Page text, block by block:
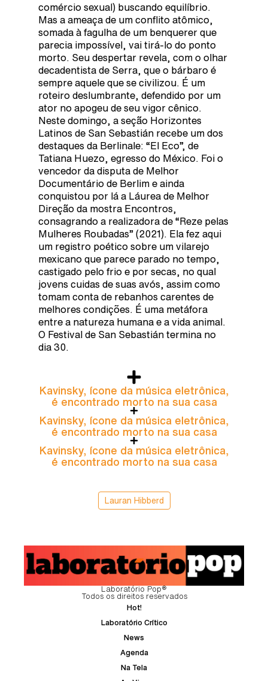
comércio sexual) buscando equilíbrio.
Mas a ameaça de um conflito atômico,
somada à fagulha de um benquerer que
parecia impossível, vai tirá-lo do ponto
morto. Seu despertar revela, com o olhar
decadentista de Serra, que o bárbaro é
sempre aquele que se civilizou. É um
roteiro deslumbrante, defendido por um
ator no apogeu de seu vigor cênico.
Neste domingo, a seção Horizontes
Latinos de San Sebastián recebe um dos
destaques da Berlinale: “El Eco”, de
Tatiana Huezo, egresso do México. Foi o
vencedor da disputa de Melhor
Documentário de Berlim e ainda
conquistou por lá a Láurea de Melhor
Direção da mostra Encontros,
consagrando a realizadora de “Reze pelas
Mulheres Roubadas” (2021). Ela fez aqui
um registro poético sobre um vilarejo
mexicano que parece parado no tempo,
castigado pelo frio e por secas, no qual
jovens cuidas de suas avós, assim como
tomam conta de rebanhos carentes de
melhores condições. É uma metáfora
entre a natureza humana e a vida animal.
O Festival de San Sebastián termina no
dia 30.
Kavinsky, ícone da música eletrônica,
é encontrado morto na sua casa
Kavinsky, ícone da música eletrônica,
é encontrado morto na sua casa
Kavinsky, ícone da música eletrônica,
é encontrado morto na sua casa
Lauran Hibberd
Laboratório Pop®
Todos os direitos reservados
Hot!
Laboratório Crítico
News
Agenda
Na Tela